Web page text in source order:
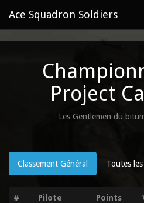
Ace Squadron Soldiers
Project
Les Gentlemen du
Classement Général Toutes
# Pilote Points